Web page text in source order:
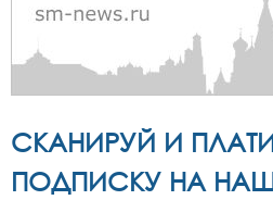
СКАНИРУЙ И
ПОДПИСКУ НА